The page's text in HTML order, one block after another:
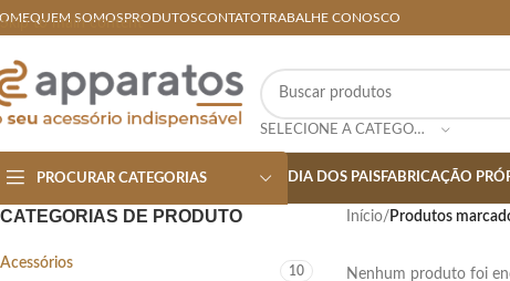
Skip to main content
QUEM SOMOSPRODUTOSCONTATOTRABALHE CONOSCO
SELECIONE A CATEGORIA
PROCURAR CATEGORIAS DIA DOS PAISFABRICAÇÃO
CATEGORIAS DE PRODUTO
Acessórios 10
Início/ Produtos
Nenhum produto foi